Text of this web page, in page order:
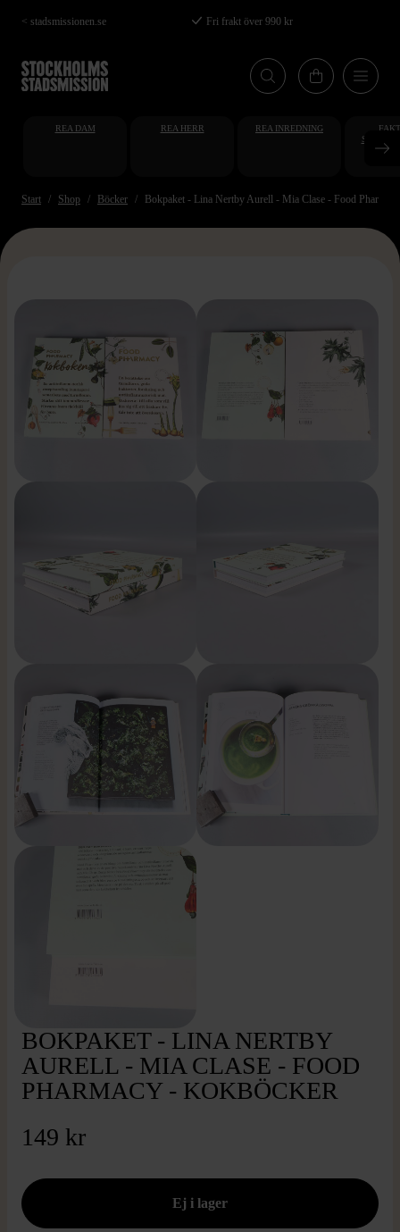
Hoppa
till
huvudinnehåll
< stadsmissionen.se Fri frakt över 990 kr
REA DAM REA HERR REA INREDNING
Start Shop Böcker Bokpaket - Lina Nertby Aurell - Mia Clase - Food
>
BOKPAKET - LINA NERTBY
AURELL - MIA CLASE - FOOD
PHARMACY - KOKBÖCKER
149 kr